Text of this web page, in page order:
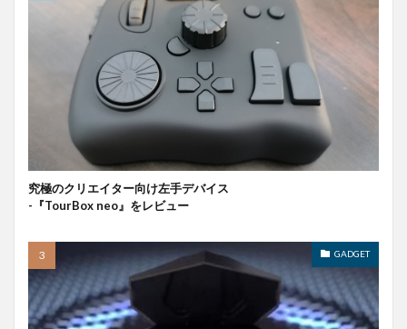
究極のクリエイター向け左手デバイス
-『TourBox neo』をレビュー
GADGET